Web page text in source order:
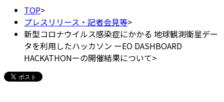
TOP>
プレスリリース・記者会見等>
新型コロナウイルス感染症にかかる 地球観測衛星デー
タを利用したハッカソン ーEO DASHBOARD
HACKATHONーの開催結果について>